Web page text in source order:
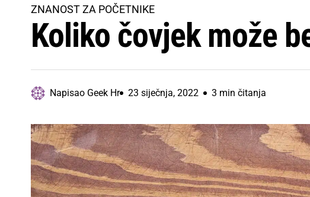
ZNANOST ZA POČETNIKE
Koliko čovjek može
Napisao Geek Hr 23 siječnja, 2022 3 min čitanja